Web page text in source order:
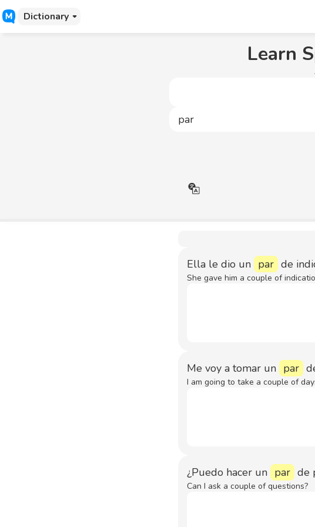
Dictionary
Learn
Ella le dio un par de
She gave him a couple of
Me voy a tomar un par
I am going to take a couple of
¿Puedo hacer un par de
Can I ask a couple of questions?